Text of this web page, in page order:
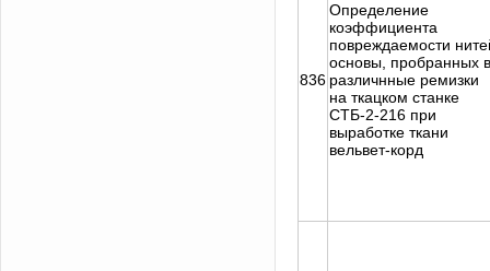
836
Определение
коэффициента
повреждаемости
основы, пробранных в
различнные ремизки
на ткацком станке
СТБ-2-216 при
выработке ткани
вельвет-корд